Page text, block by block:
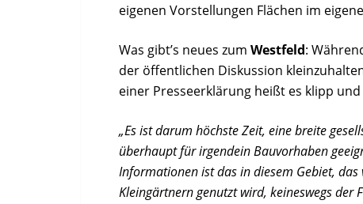
eigenen Vorstellungen Flächen im
Was gibt’s neues zum Westfeld:
der öffentlichen Diskussion
einer Presseerklärung heißt es klipp und
„Es ist darum höchste Zeit, eine breite
überhaupt für irgendein Bauvorhaben
Informationen ist das in diesem Gebiet,
Kleingärtnern genutzt wird, keineswegs der